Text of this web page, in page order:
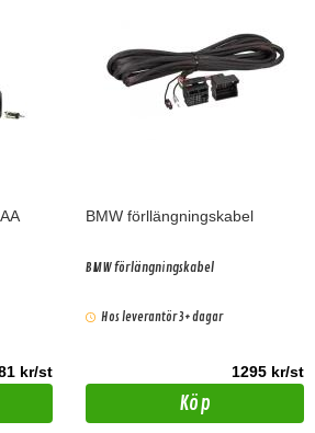
kr/st
BMW förllängningskabel
BMW förlängningskabel
Hos leverantör 3+ dagar
1295 kr/st
Köp